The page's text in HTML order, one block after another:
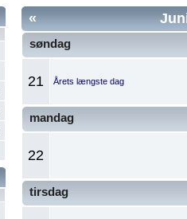
«
søndag
21 Årets længste dag
mandag
22
tirsdag